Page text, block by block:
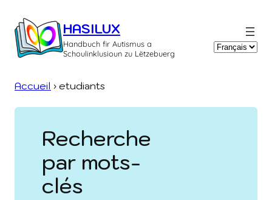
au
contenu
HASILUX
Handbuch fir Autismus a
Schoulinklusioun zu Lëtzebuerg
Choisir
Accueil ›etudiants
Recherche
par mots-
clés